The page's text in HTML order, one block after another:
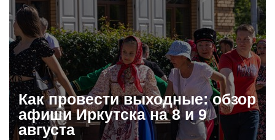
Как провести выходные: обзор
афиши Иркутска на 8 и 9
августа